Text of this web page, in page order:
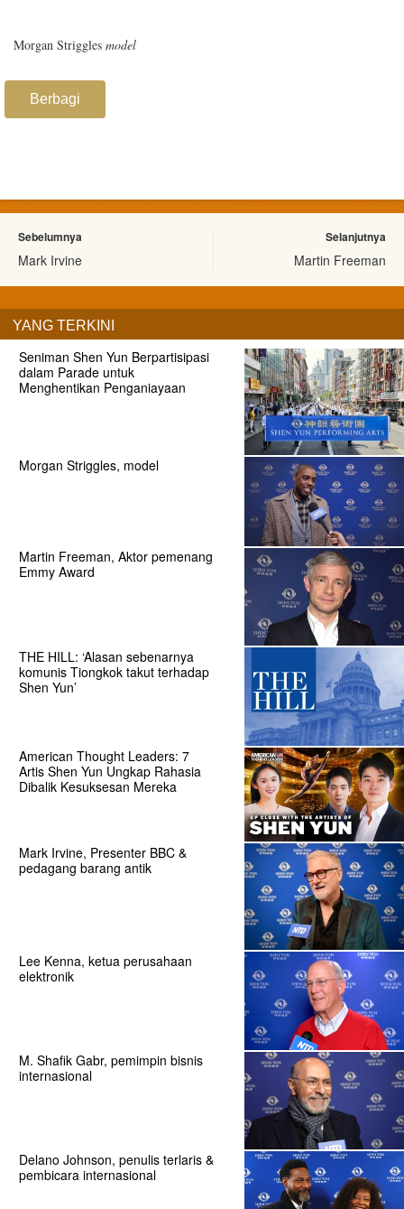
Morgan Striggles model
Berbagi
Sebelumnya
Mark Irvine
Selanjutnya
Martin Freeman
YANG TERKINI
Seniman Shen Yun Berpartisipasi
dalam Parade untuk
Menghentikan Penganiayaan
Morgan Striggles, model
Martin Freeman, Aktor pemenang
Emmy Award
THE HILL: ‘Alasan sebenarnya
komunis Tiongkok takut terhadap
Shen Yun’
American Thought Leaders: 7
Artis Shen Yun Ungkap Rahasia
Dibalik Kesuksesan Mereka
Mark Irvine, Presenter BBC &
pedagang barang antik
Lee Kenna, ketua perusahaan
elektronik
M. Shafik Gabr, pemimpin bisnis
internasional
Delano Johnson, penulis terlaris &
pembicara internasional